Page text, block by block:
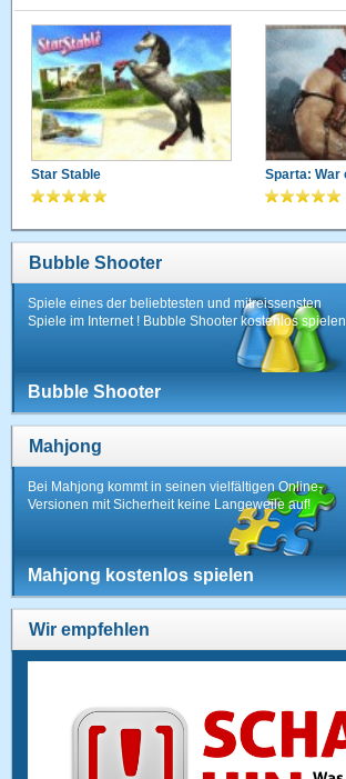
Star Stable Sparta: War
Bubble Shooter
Spiele eines der beliebtesten und mitreissensten
Spiele im Internet ! Bubble Shooter kostenlos spielen.
Bubble Shooter
Mahjong
Bei Mahjong kommt in seinen vielfältigen Online-
Versionen mit Sicherheit keine Langeweile auf!
Mahjong kostenlos spielen
Wir empfehlen